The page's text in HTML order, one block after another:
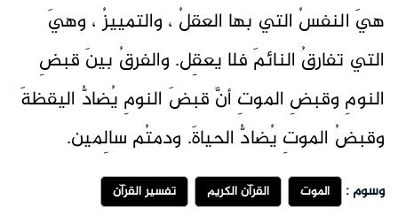
هيَ النفسُ التي بها العقلُ ، والتمييزُ ، وهيَ
التي تفارقُ النائمَ فلا يعقِل. والفرقُ بينَ قبضِ
النومِ وقبضِ الموتِ أنَّ قبضَ النومِ يُضادُّ اليقظةَ
وقبضُ الموتِ يُضادُّ الحياةَ. ودمتُم سالِمين.
وسوم : الموت القرآن الكريم تفسير القرآن